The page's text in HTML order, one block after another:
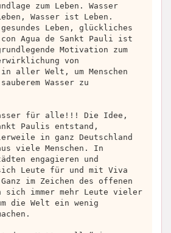
zum Leben. Wasser
Wasser ist Leben.
Leben, glückliches
Agua de Sankt Pauli ist
Motivation zum
von
in aller Welt, um Menschen
Wasser zu
für alle!!! Die Idee,
Paulis entstand,
in ganz Deutschland
viele Menschen. In
engagieren und
Leute für und mit Viva
im Zeichen des offenen
sich immer mehr Leute vieler
die Welt ein wenig